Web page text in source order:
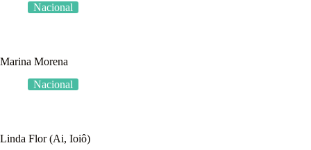
Nacional
Marina Morena
Nacional
Linda Flor (Ai, Ioiô)